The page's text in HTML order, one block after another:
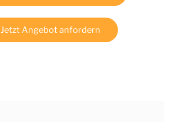
Jetzt Angebot anfordern